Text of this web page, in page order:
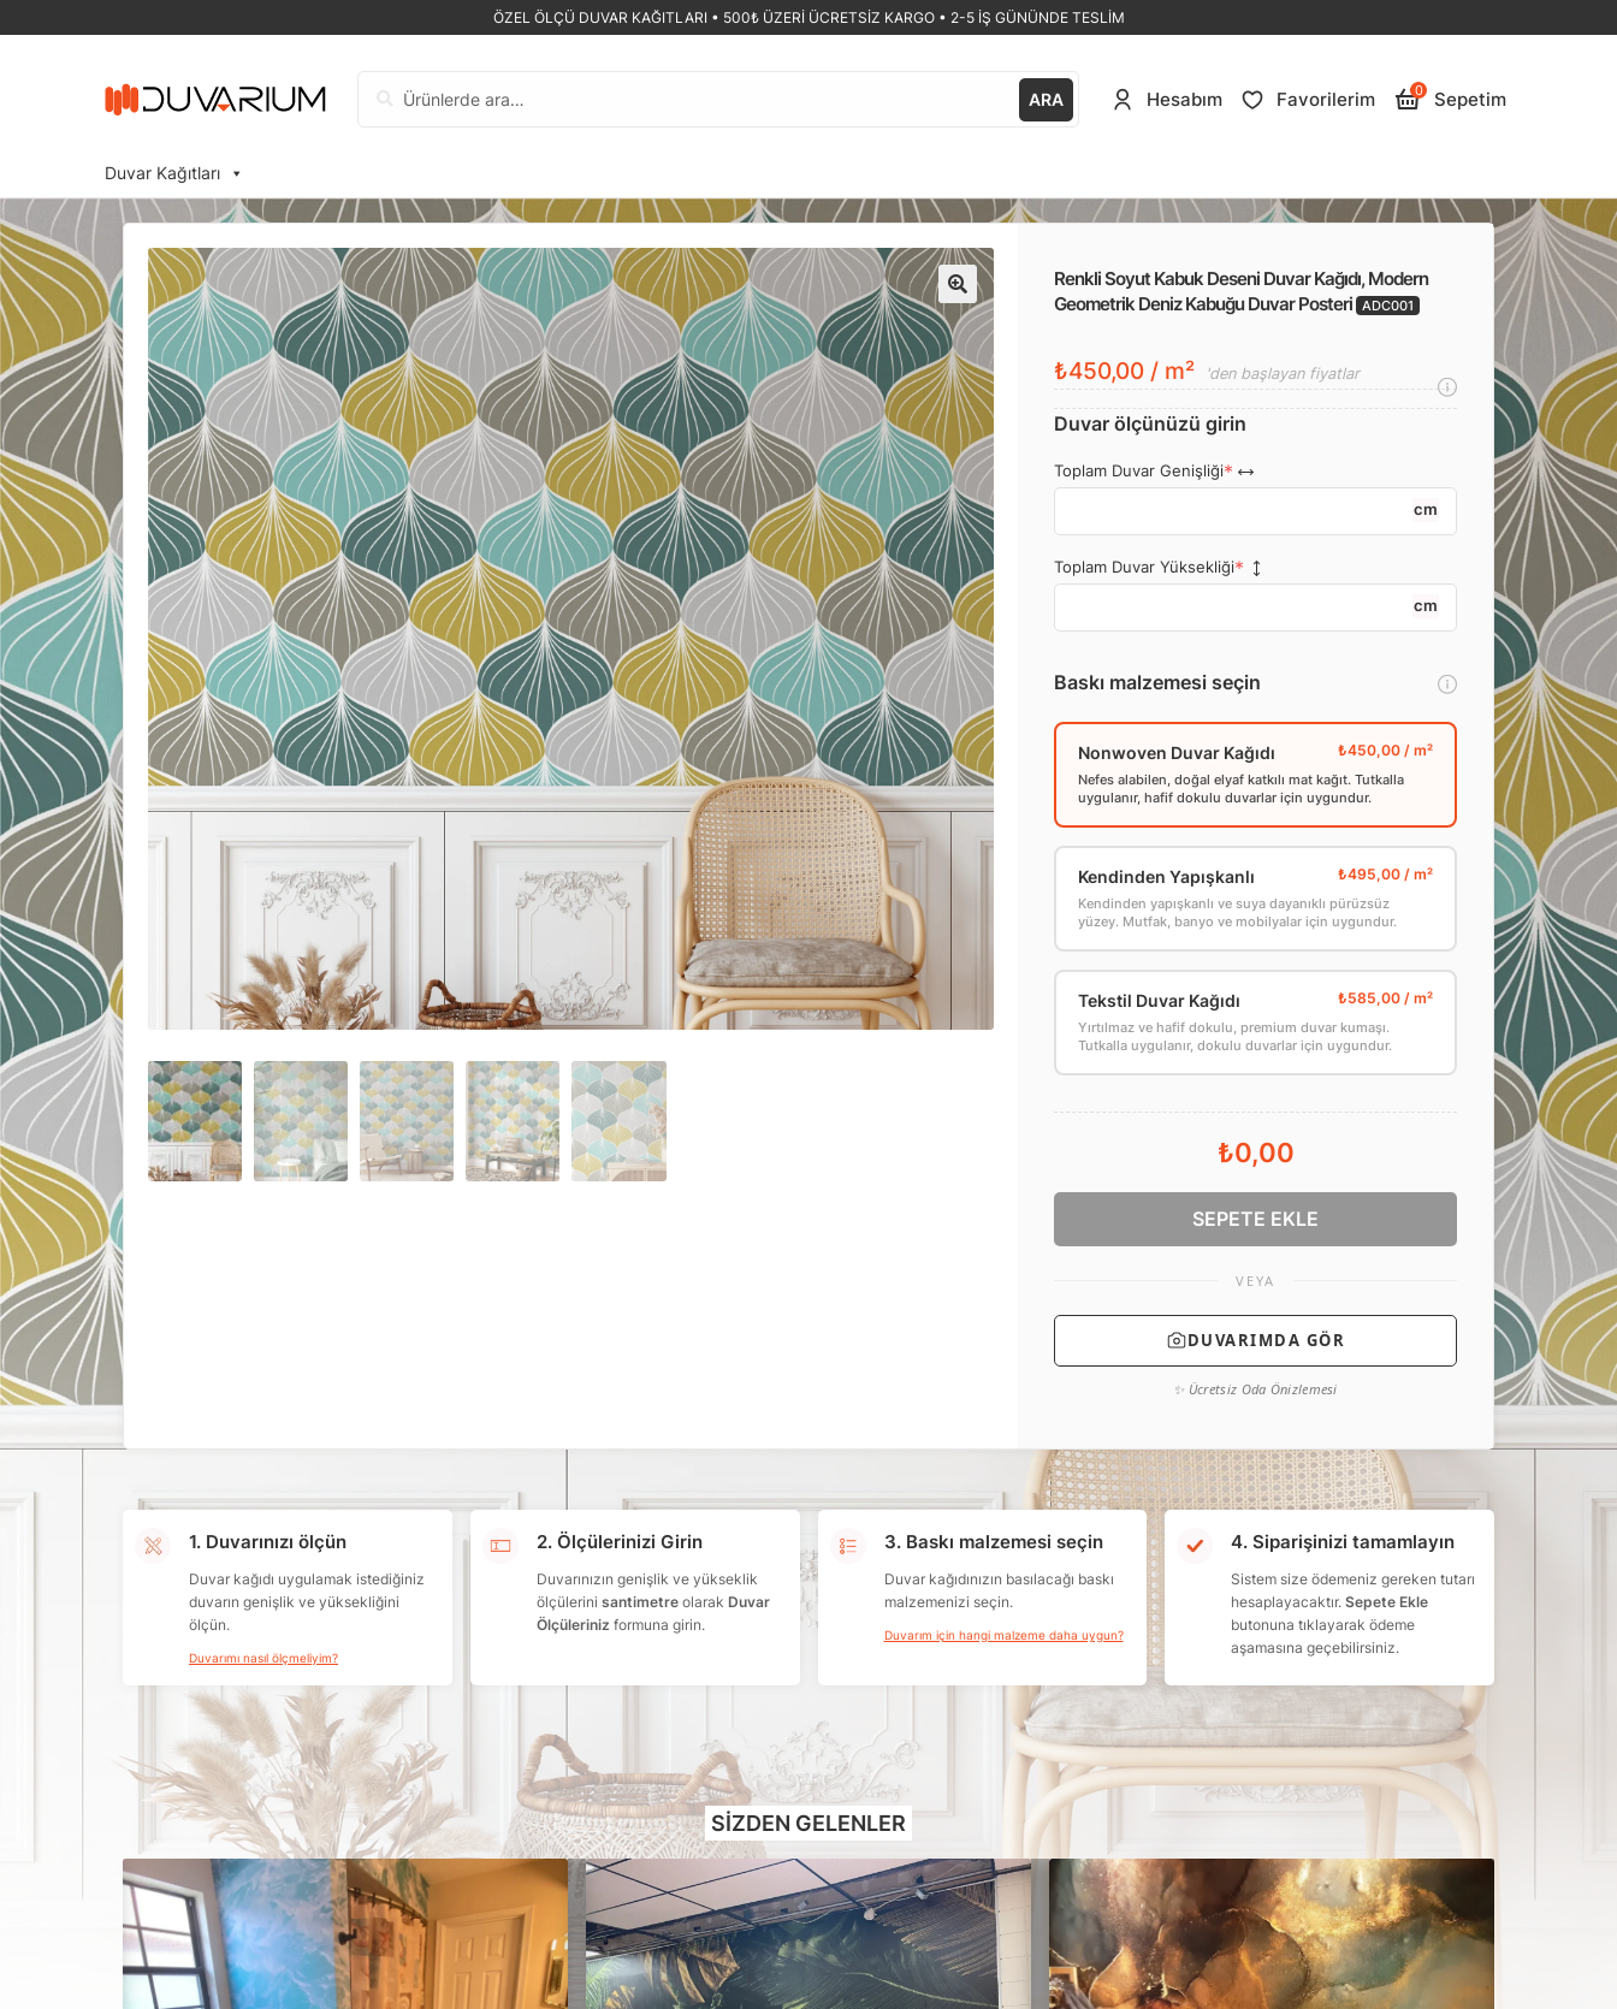
ÖZEL ÖLÇÜ DUVAR KAĞITLARI • 500₺ ÜZERİ ÜCRETSİZ KARGO • 2-5 İŞ GÜNÜNDE TESLİM
ARA Hesabım Favorilerim 0 Sepetim
Duvar Kağıtları
🔍
Renkli Soyut Kabuk Deseni Duvar Kağıdı, Modern
Geometrik Deniz Kabuğu Duvar Posteri ADC001
₺450,00 / m² 'den başlayan fiyatlar
Duvar ölçünüzü girin
Toplam Duvar Genişliği
cm
Toplam Duvar Yüksekliği
cm
Baskı malzemesi seçin
Nonwoven Duvar Kağıdı
Nefes alabilen, doğal elyaf katkılı mat kağıt. Tutkalla
uygulanır, hafif dokulu duvarlar için uygundur.
Kendinden Yapışkanlı
Kendinden yapışkanlı ve suya dayanıklı pürüzsüz
yüzey. Mutfak, banyo ve mobilyalar için uygundur.
Tekstil Duvar Kağıdı
Yırtılmaz ve hafif dokulu, premium duvar kumaşı.
Tutkalla uygulanır, dokulu duvarlar için uygundur.
₺0,00
SEPETE EKLE
VEYA
DUVARIMDA GÖR
✨ Ücretsiz Oda Önizlemesi
1. Duvarınızı ölçün
Duvar kağıdı uygulamak istediğiniz
duvarın genişlik ve yüksekliğini
ölçün.
Duvarımı nasıl ölçmeliyim?
2. Ölçülerinizi Girin
Duvarınızın genişlik ve yükseklik
ölçülerini santimetreolarak Duvar
Ölçüleriniz formuna girin.
3. Baskı malzemesi seçin
Duvar kağıdınızın basılacağı baskı
malzemenizi seçin.
Duvarım için hangi malzeme daha uygun?
4. Siparişinizi tamamlayın
Sistem size ödemeniz gereken tutarı
hesaplayacaktır.Sepete Ekle
butonuna tıklayarak ödeme
aşamasına geçebilirsiniz.
SIZDEN GELENLER